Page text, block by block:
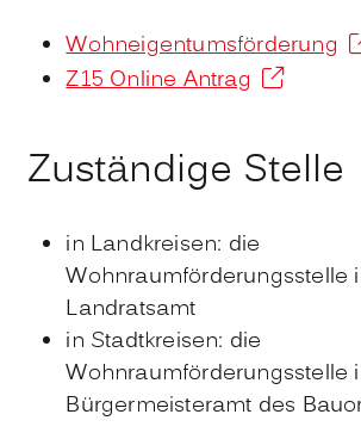
Wohneigentumsförderung
Z15 Online Antrag
Zuständige Stelle
in Landkreisen: die
Wohnraumförderungsstelle
Landratsamt
in Stadtkreisen: die
Wohnraumförderungsstelle
Bürgermeisteramt des